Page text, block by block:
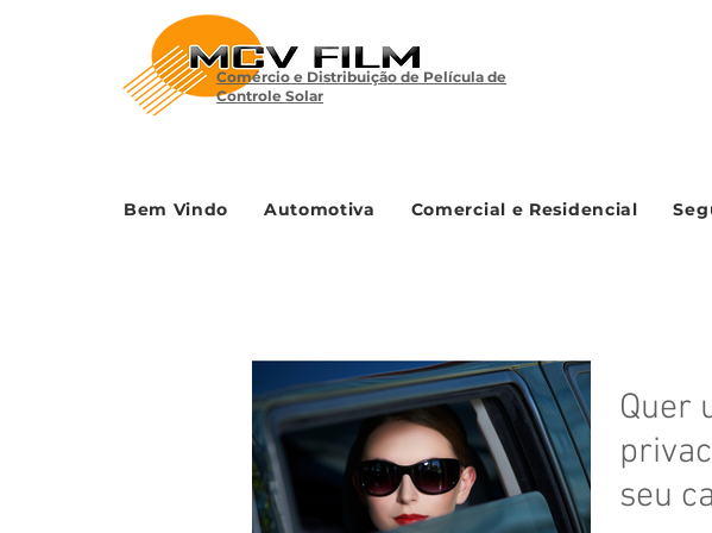
Comércio e Distribuição de Película de
Controle Solar
Bem Vindo Automotiva Comercial e Residencial
Quer
seu